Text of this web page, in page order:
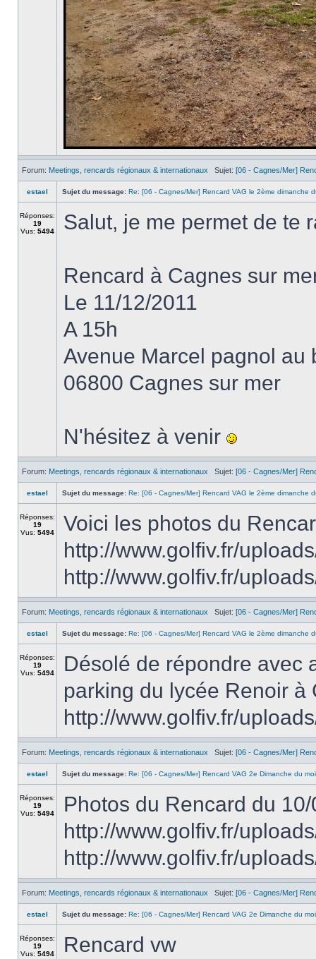
Forum: Meetings, rencards régionaux & internationaux Sujet: [06 - Cagnes/Mer]
estael Sujet du message: Re: [06 - Cagnes/Mer] Rencard VAG le 2ème dimanche
Réponses:
19
Vus: 5494 Salut, je me permet de te
Rencard à Cagnes sur
Le 11/12/2011
A 15h
Avenue Marcel pagnol au
06800 Cagnes sur mer
N'hésitez à venir
Forum: Meetings, rencards régionaux & internationaux Sujet: [06 - Cagnes/Mer]
estael Sujet du message: Re: [06 - Cagnes/Mer] Rencard VAG le 2ème dimanche
Réponses:
19
Vus: 5494
Voici les photos du
http://www.golfiv.fr/
http://www.golfiv.fr/
Forum: Meetings, rencards régionaux & internationaux Sujet: [06 - Cagnes/Mer]
estael Sujet du message: Re: [06 - Cagnes/Mer] Rencard VAG le 2ème dimanche
Réponses:
19
Vus: 5494
Désolé de répondre avec
parking du lycée Renoir
http://www.golfiv.fr/
Forum: Meetings, rencards régionaux & internationaux Sujet: [06 - Cagnes/Mer]
estael Sujet du message: Re: [06 - Cagnes/Mer] Rencard VAG 2e Dimanche du
Réponses:
19
Vus: 5494
Photos du Rencard du
http://www.golfiv.fr/
http://www.golfiv.fr/
Forum: Meetings, rencards régionaux & internationaux Sujet: [06 - Cagnes/Mer]
estael Sujet du message: Re: [06 - Cagnes/Mer] Rencard VAG 2e Dimanche du
Réponses:
19
Vus: 5494 Rencard vw